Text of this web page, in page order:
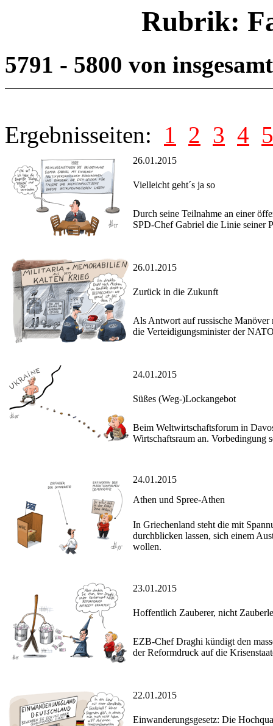
Rubrik:
5791 - 5800 von
Ergebnisseiten: 1 2 3 4 5
26.01.2015
Vielleicht geht´s ja so
Durch seine Teilnahme an einer
SPD-Chef Gabriel die Linie seiner
26.01.2015
Zurück in die Zukunft
Als Antwort auf russische
die Verteidigungsminister der
24.01.2015
Süßes (Weg-)Lockangebot
Beim Weltwirtschaftsforum in
Wirtschaftsraum an.
24.01.2015
Athen und Spree-Athen
In Griechenland steht die mit
durchblicken lassen, sich einem
wollen.
23.01.2015
Hoffentlich Zauberer, nicht
EZB-Chef Draghi kündigt den
der Reformdruck auf die
22.01.2015
Einwanderungsgesetz: Die